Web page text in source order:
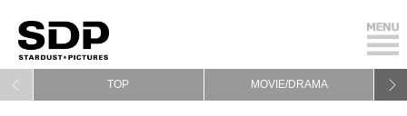
TOP MOVIE/DRAMA